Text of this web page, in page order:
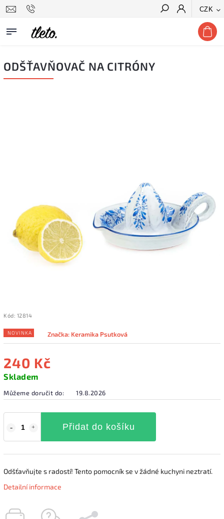
CZK
Hledat
ODŠŤAVŇOVAČ NA CITRÓNY
Kód: 12814
NOVINKA Značka: Keramika Psutková
240 Kč
Skladem
Můžeme doručit do: 19.8.2026
Přidat do košíku
Odšťavňujte s radostí! Tento pomocník se v žádné kuchyni neztratí.
Detailní informace